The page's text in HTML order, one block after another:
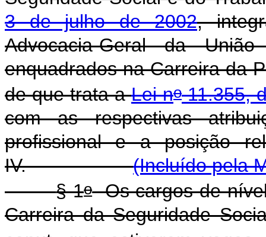
3 de julho de 2002,
Advocacia-Geral da
enquadrados na Carreira da
de que trata aLei no11.355,
com as respectivas
profissional e a posição
IV.
(Incluído pela
§ 1oOs cargos de
Carreira da Seguridade